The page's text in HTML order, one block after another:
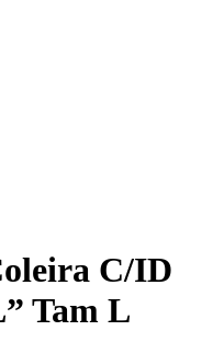
C/ID
Tam L